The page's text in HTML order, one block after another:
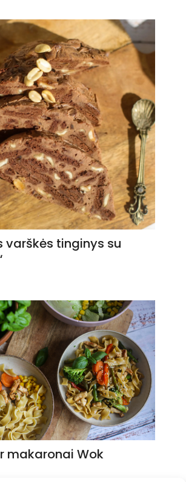
varškės tinginys su
makaronai Wok